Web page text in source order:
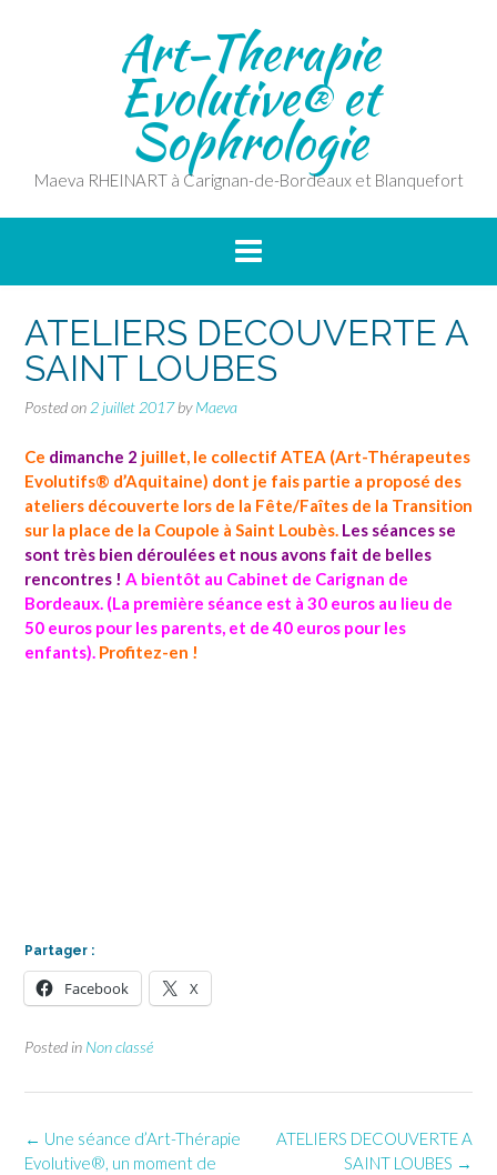
Art-Therapie
Evolutive® et
Sophrologie
Maeva RHEINART à Carignan-de-Bordeaux et Blanquefort
ATELIERS DECOUVERTE A
SAINT LOUBES
Posted on 2 juillet 2017byMaeva
Ce dimanche 2 juillet, le collectif ATEA (Art-Thérapeutes
Evolutifs® d’Aquitaine) dont je fais partie a proposé des
ateliers découverte lors de la Fête/Faîtes de la Transition
sur la place de la Coupole à Saint Loubès. Les séances se
sont très bien déroulées et nous avons fait de belles
rencontres ! A bientôt au Cabinet de Carignan de
Bordeaux. (La première séance est à 30 euros au lieu de
50 euros pour les parents, et de 40 euros pour les
enfants). Profitez-en !
Partager :
Facebook X
Posted in Non classé
Post
navigation
ATELIERS DECOUVERTE A
SAINT LOUBES →
← Une séance d’Art-Thérapie
Evolutive®, un moment de